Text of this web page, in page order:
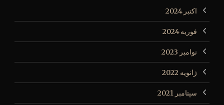
اکتبر 2024
فوریه 2024
نوامبر 2023
ژانویه 2022
سپتامبر 2021